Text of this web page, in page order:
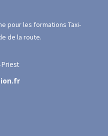
pour les formations Taxi-
de la route.